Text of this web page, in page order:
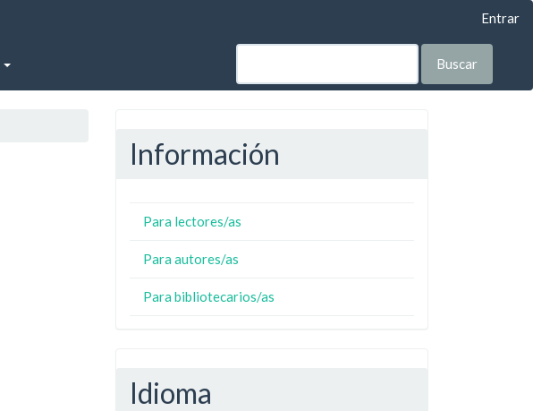
Entrar
Buscar
Información
Para lectores/as
Para autores/as
Para bibliotecarios/as
Idioma